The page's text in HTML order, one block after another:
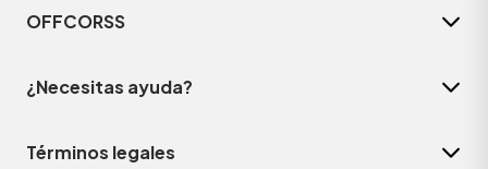
OFFCORSS
¿Necesitas ayuda?
Términos legales